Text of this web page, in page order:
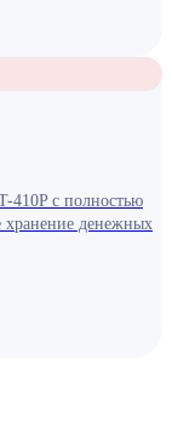
410P с полностью
хранение денежных